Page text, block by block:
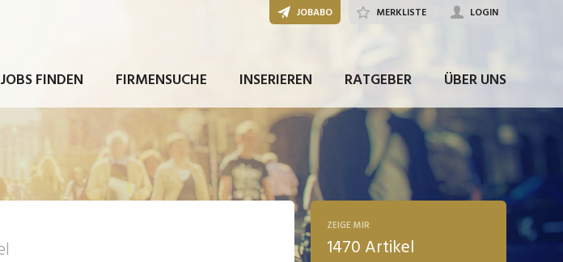
JOBS FINDEN FIRMENSUCHE INSERIEREN RATGEBER ÜBER UNS
JOBABO MERKLISTE LOGIN
ZEIGE MIR
1470 Artikel